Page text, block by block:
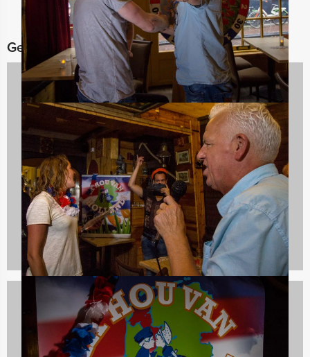
Gerelateerde categorieën
Spelprogramma's
1688 uitjes